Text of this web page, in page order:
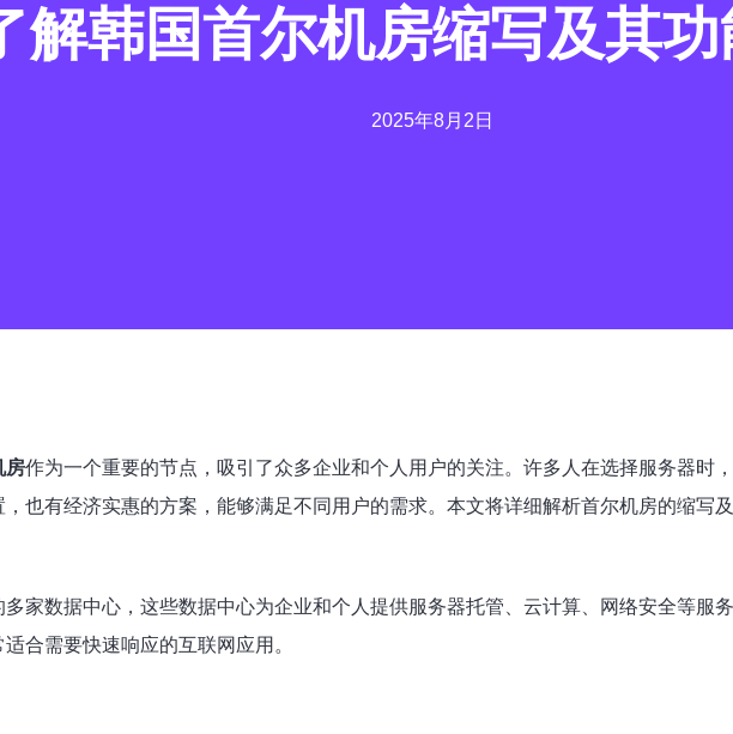
解韩国首尔机房缩写及其
2025年8月2日
房作为一个重要的节点，吸引了众多企业和个人用户的关注。许多人在选择服务器时
也有经济实惠的方案，能够满足不同用户的需求。本文将详细解析首尔机房的缩写
家数据中心，这些数据中心为企业和个人提供服务器托管、云计算、网络安全等服
合需要快速响应的互联网应用。